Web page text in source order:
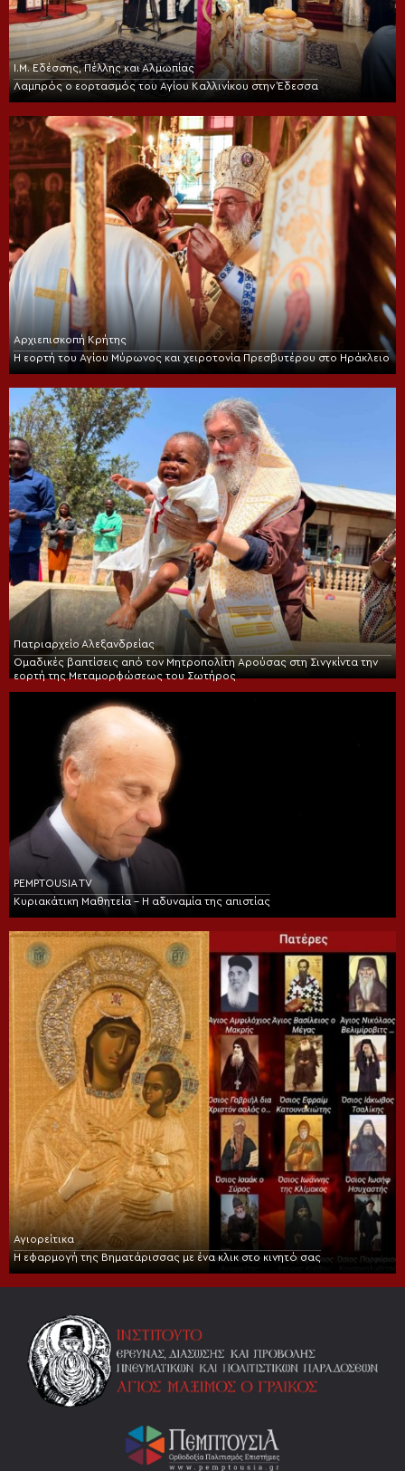
Ι.Μ. Εδέσσης, Πέλλης και Αλμωπίας
Λαμπρός ο εορτασμός του Αγίου Καλλινίκου στην Έδεσσα
Αρχιεπισκοπή Κρήτης
Η εορτή του Αγίου Μύρωνος και χειροτονία Πρεσβυτέρου στο Ηράκλειο
Πατριαρχείο Αλεξανδρείας
Ομαδικές βαπτίσεις από τον Μητροπολίτη Αρούσας στη Σινγκίντα την
εορτή της Μεταμορφώσεως του Σωτήρος
PEMPTOUSIA TV
Κυριακάτικη Μαθητεία – Η αδυναμία της απιστίας
Αγιορείτικα
Η εφαρμογή της Βηματάρισσας με ένα κλικ στο κινητό σας